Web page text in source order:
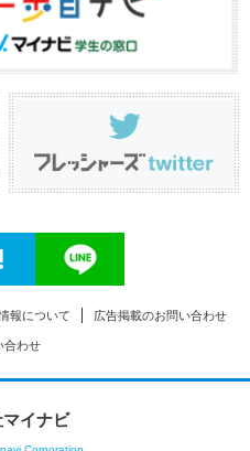
報について 広告掲載のお問い合わせ
合わせ
イナビ